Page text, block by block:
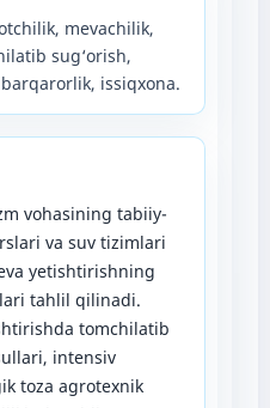
mevachilik,
sug‘orish,
issiqxona.
vohasining tabiiy-
va suv tizimlari
yetishtirishning
tahlil qilinadi.
tomchilatib
intensiv
toza agrotexnik